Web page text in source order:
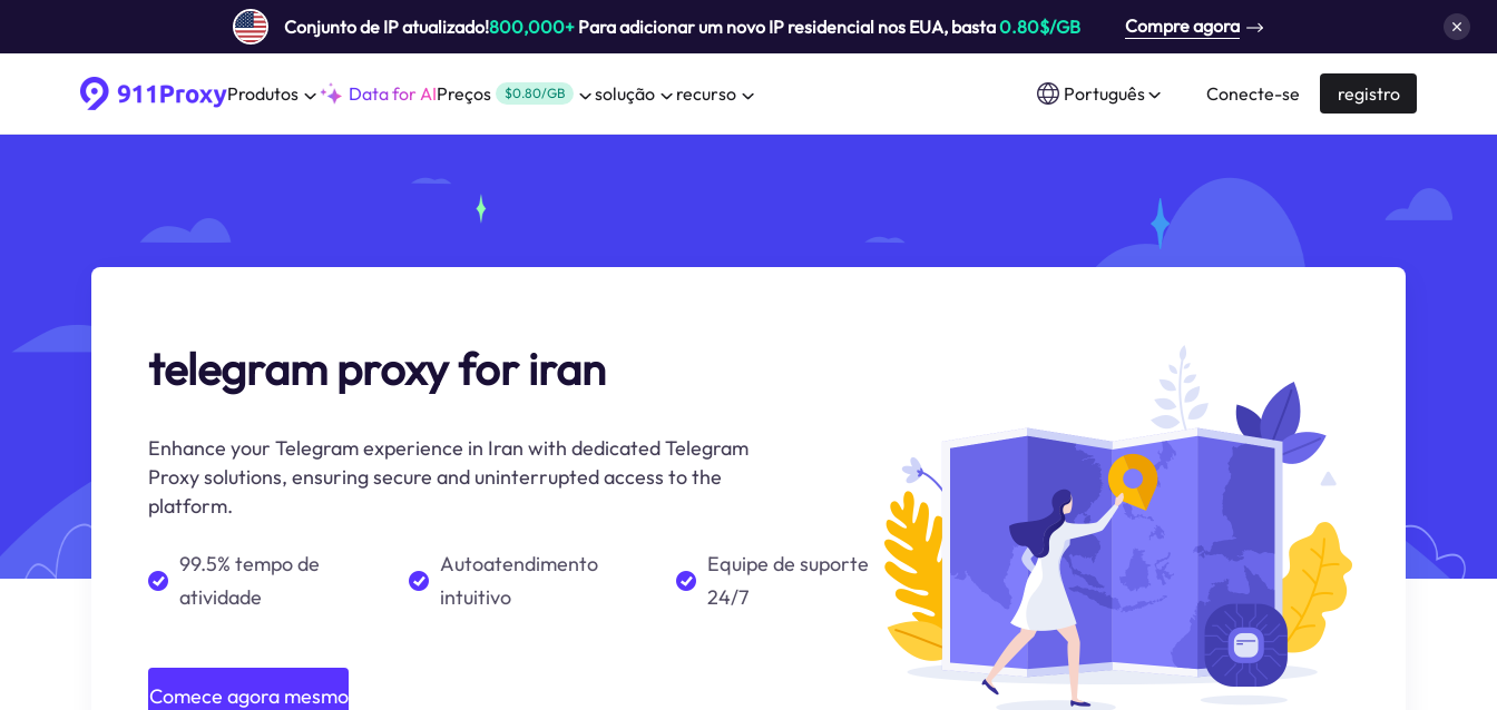
Conjunto de IP atualizado!800,000+ Para adicionar um novo IP residencial nos EUA, basta0.80$/GB Compre agora
Produtos Data for AIPreços $0.80/GB solução recurso Português Conecte-se registro
telegram proxy for iran
Enhance your Telegram experience in Iran with dedicated Telegram
Proxy solutions, ensuring secure and uninterrupted access to the
platform.
99.5% tempo de
atividade
Autoatendimento
intuitivo
Equipe de suporte
24/7
Comece agora mesmo